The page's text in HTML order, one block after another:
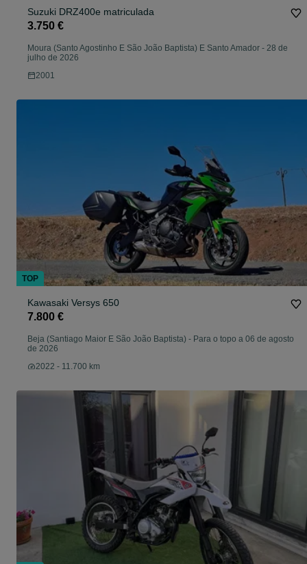
Suzuki DRZ400e matriculada
3.750 €
Moura (Santo Agostinho E São João Baptista) E Santo Amador - 28 de
julho de 2026
2001
Kawasaki Versys 650
7.800 €
Beja (Santiago Maior E São João Baptista) - Para o topo a 06 de agosto
de 2026
2022 - 11.700 km
TOP